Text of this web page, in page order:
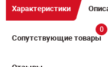
Характеристики
Сопутствующие товары
0